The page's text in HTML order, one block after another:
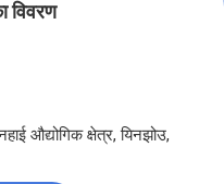
विवरण
औद्योगिक क्षेत्र, यिनझोउ,